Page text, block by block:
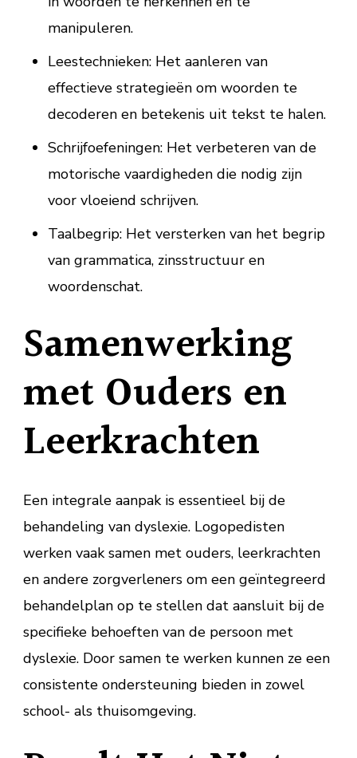
manipuleren.
Leestechnieken: Het aanleren van
effectieve strategieën om woorden te
decoderen en betekenis uit tekst te halen.
Schrijfoefeningen: Het verbeteren van de
motorische vaardigheden die nodig zijn
voor vloeiend schrijven.
Taalbegrip: Het versterken van het begrip
van grammatica, zinsstructuur en
woordenschat.
Samenwerking
met Ouders en
Leerkrachten
Een integrale aanpak is essentieel bij de
behandeling van dyslexie. Logopedisten
werken vaak samen met ouders, leerkrachten
en andere zorgverleners om een geïntegreerd
behandelplan op te stellen dat aansluit bij de
specifieke behoeften van de persoon met
dyslexie. Door samen te werken kunnen ze een
consistente ondersteuning bieden in zowel
school- als thuisomgeving.